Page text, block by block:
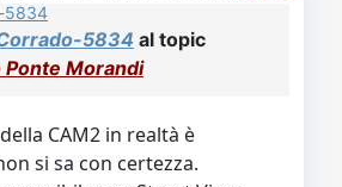
5834
5834 al topic
Morandi
CAM2 in realtà è
si sa con certezza.